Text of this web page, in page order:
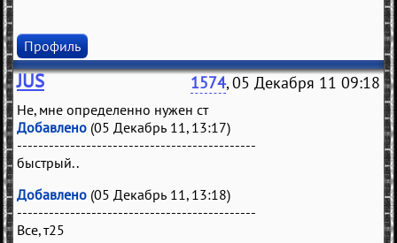
Профиль
JUS 1574, 05 Декабря 11 09:18
Не, мне определенно нужен ст
Добавлено (05 Декабрь 11, 13:17)
---------------------------------------------
быстрый..
Добавлено (05 Декабрь 11, 13:18)
---------------------------------------------
Все, т25